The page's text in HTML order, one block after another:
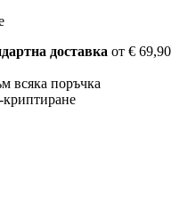
доставка от € 69,90
всяка поръчка
криптиране